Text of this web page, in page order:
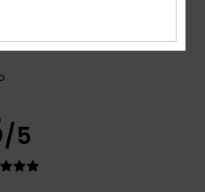
preço: 5/5 Tamanho:
/5